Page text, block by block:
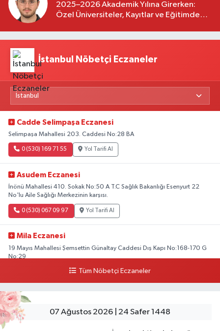
2025–2026 Akademik Yılına Girerken:
Özel Üniversiteler, Kayıtlar ve Eğitimde
İstanbul Nöbetçi Eczaneler
Cadde Selimpaşa Eczanesi
Selimpaşa Mahallesi 203. Caddesi No:28 BA
0 (530) 169 71 55 Yol Tarifi Al
Asudem Eczanesi
İnönü Mahallesi 410. Sokak No:50 A T.C Sağlık Bakanlığı Esenyurt 22
No'lu Aile Sağlığı Merkezinin karşısı.
0 (530) 067 09 97 Yol Tarifi Al
Mila Eczanesi
19 Mayıs Mahallesi Şemsettin Günaltay Caddesi Dış Kapı No:168-170 G
No:29
Yol Tarifi Al
Kasımpaşa Eczanesi
Yahya Kahya Mahallesi Kasımpaşa Bostanı Sokak 18A Mutfak Ekipmanları
Satan Dükkanların Olduğu Caddede Denizbank'ın Karşısı, Albaraka'nın
Tüm Nöbetçi Eczaneler
07 Ağustos 2026 | 24 Safer 1448